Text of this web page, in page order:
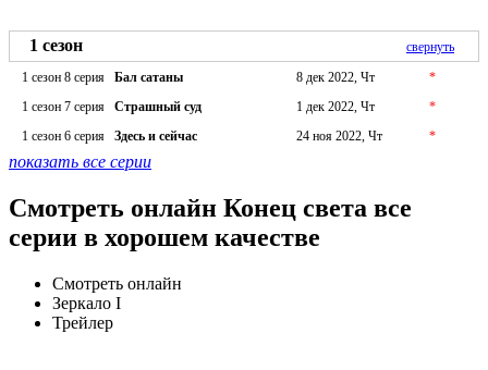
1 сезон
свернуть
1 сезон 8 серия
Бал сатаны 8 дек 2022, Чт
*
1 сезон 7 серия
Страшный суд 1 дек 2022, Чт
*
1 сезон 6 серия
Здесь и сейчас 24 ноя 2022, Чт *
показать все серии
Смотреть онлайн Конец света все
серии в хорошем качестве
Смотреть онлайн
Зеркало I
Трейлер